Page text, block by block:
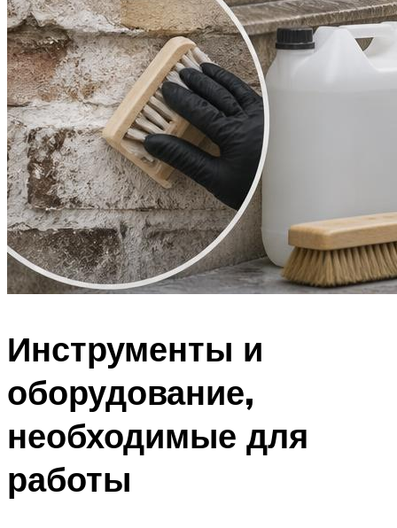
Инструменты и
оборудование,
необходимые для
работы